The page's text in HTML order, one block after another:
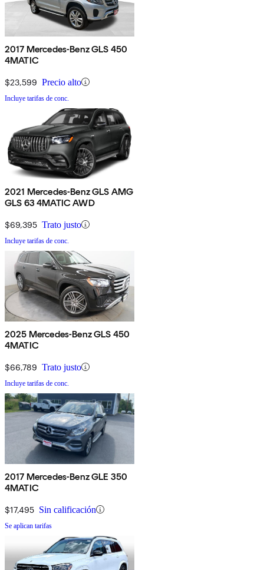
2017 Mercedes-Benz GLS 450
4MATIC
$23,599 Precio alto
Incluye tarifas de conc.
2021 Mercedes-Benz GLS AMG
GLS 63 4MATIC AWD
$69,395 Trato justo
Incluye tarifas de conc.
2025 Mercedes-Benz GLS 450
4MATIC
$66,789 Trato justo
Incluye tarifas de conc.
2017 Mercedes-Benz GLE 350
4MATIC
$17,495 Sin calificación
Se aplican tarifas